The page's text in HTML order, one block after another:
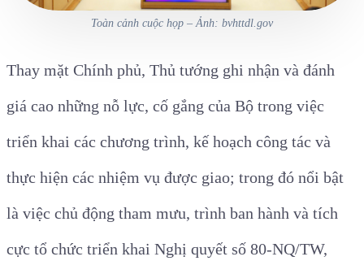
Toàn cảnh cuộc họp – Ảnh: bvhttdl.gov
Thay mặt Chính phủ, Thủ tướng ghi nhận và đánh
giá cao những nỗ lực, cố gắng của Bộ trong việc
triển khai các chương trình, kế hoạch công tác và
thực hiện các nhiệm vụ được giao; trong đó nổi bật
là việc chủ động tham mưu, trình ban hành và tích
cực tổ chức triển khai Nghị quyết số 80-NQ/TW,